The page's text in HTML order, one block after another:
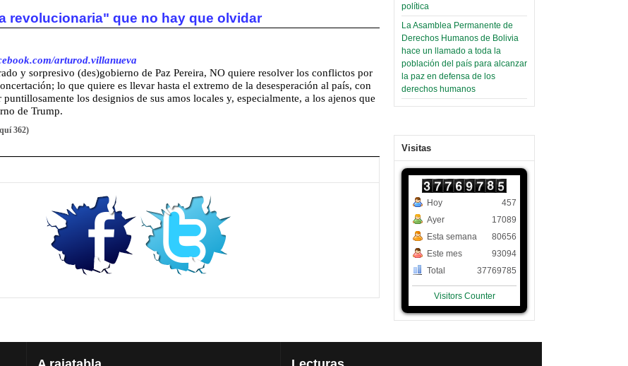
revolucionaria" que no hay que olvidar
arturod.villanueva
y sorpresivo (des)gobierno de Paz Pereira, NO quiere resolver los conflictos por
lo que quiere es llevar hasta el extremo de la desesperación al país, con
los designios de sus amos locales y, especialmente, a los ajenos que
de Trump.
362)
política
La Asamblea Permanente de
Derechos Humanos de Bolivia
hace un llamado a toda la
población del país para alcanzar
la paz en defensa de los
derechos humanos
Visitas
Hoy
Ayer
Esta semana
Este mes
Total
457
17089
80656
93094
37769785
Visitors Counter